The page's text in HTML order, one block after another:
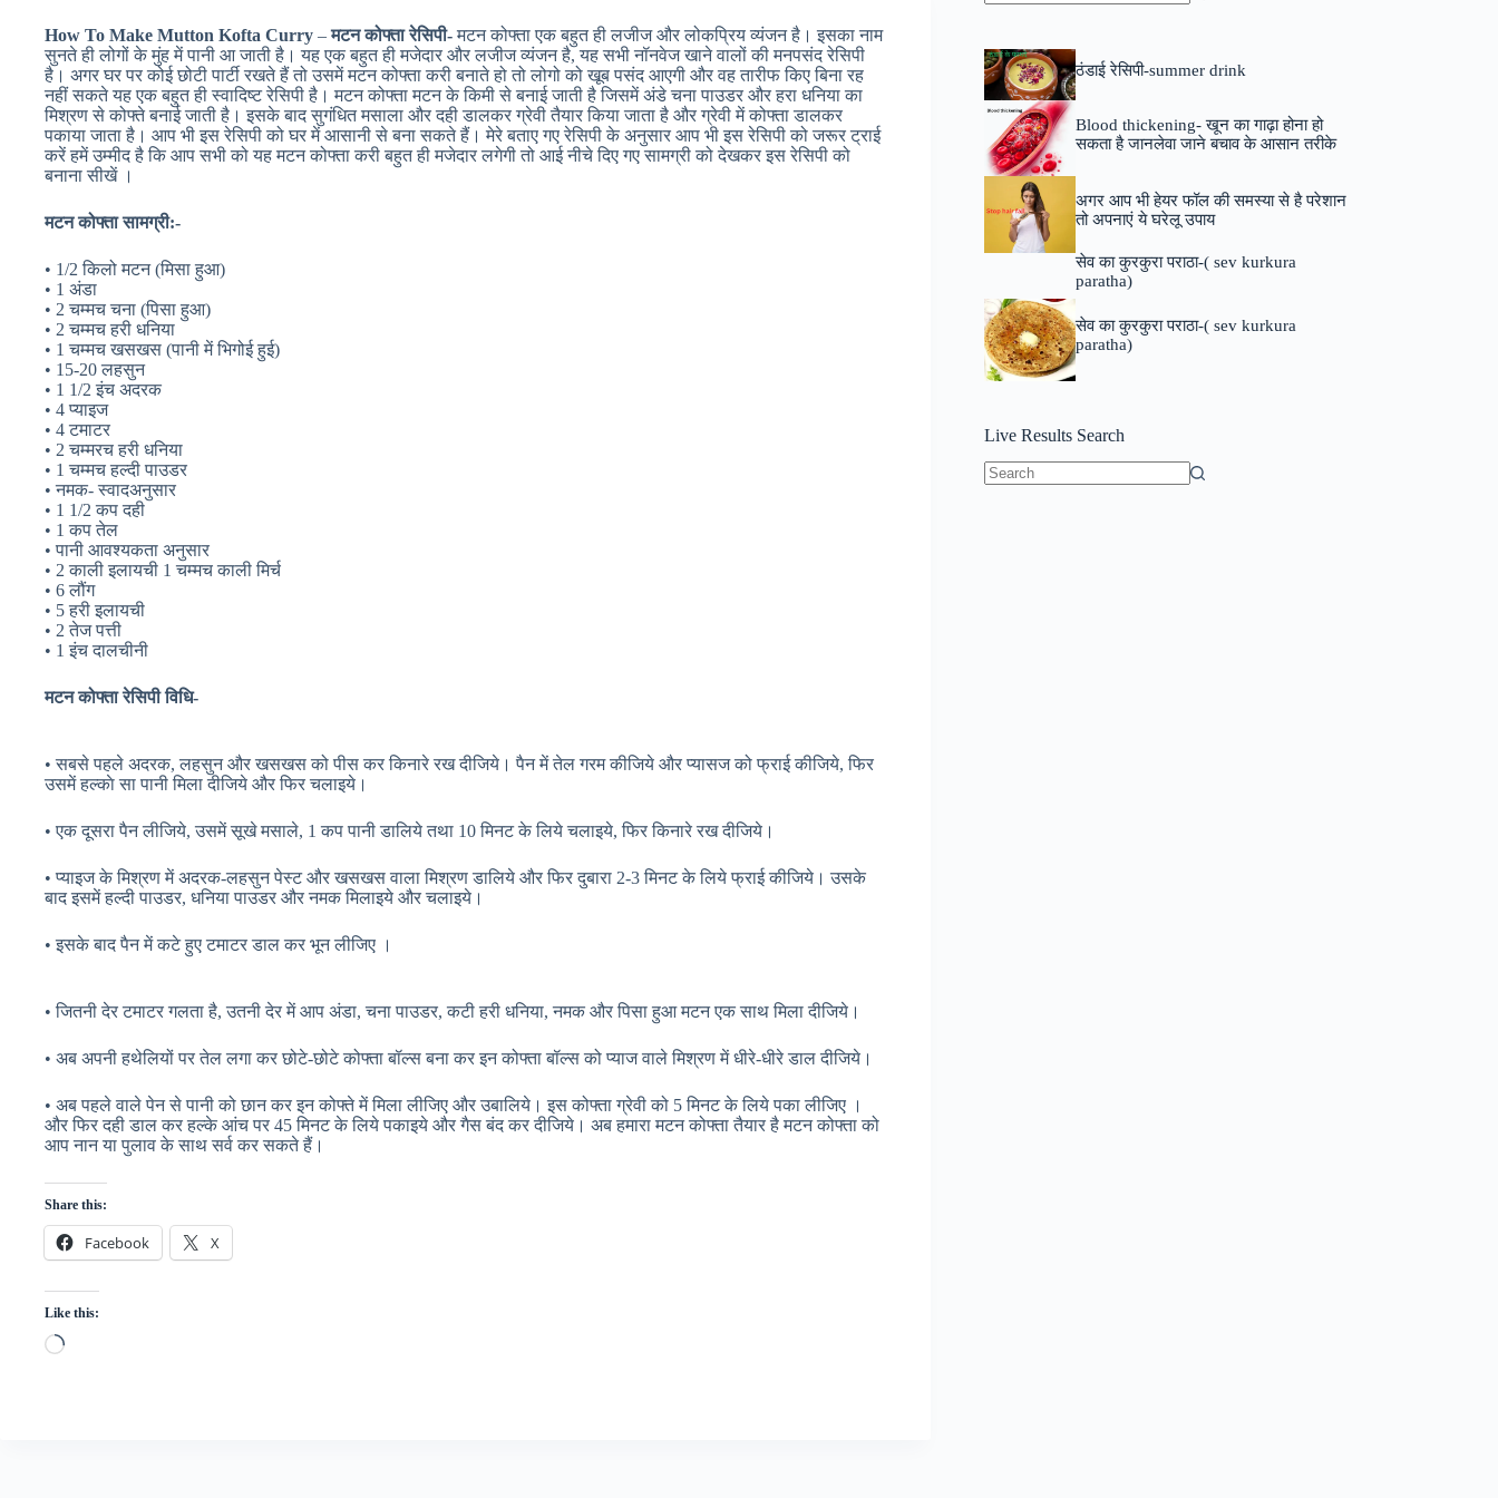
How To Make Mutton Kofta Curry –मटन कोफ्ता रेसिपी-मटन कोफ्ता एक बहुत ही लजीज और लोकप्रिय व्यंजन है। इसका नाम
सुनते ही लोगों के मुंह में पानी आ जाती है। यह एक बहुत ही मजेदार और लजीज व्यंजन है, यह सभी नॉनवेज खाने वालों की मनपसंद रेसिपी
है। अगर घर पर कोई छोटी पार्टी रखते हैं तो उसमें मटन कोफ्ता करी बनाते हो तो लोगो को खूब पसंद आएगी और वह तारीफ किए बिना रह
नहीं सकते यह एक बहुत ही स्वादिष्ट रेसिपी है। मटन कोफ्ता मटन के किमी से बनाई जाती है जिसमें अंडे चना पाउडर और हरा धनिया का
मिश्रण से कोफ्ते बनाई जाती है। इसके बाद सुगंधित मसाला और दही डालकर ग्रेवी तैयार किया जाता है और ग्रेवी में कोफ्ता डालकर
पकाया जाता है। आप भी इस रेसिपी को घर में आसानी से बना सकते हैं। मेरे बताए गए रेसिपी के अनुसार आप भी इस रेसिपी को जरूर ट्राई
करें हमें उम्मीद है कि आप सभी को यह मटन कोफ्ता करी बहुत ही मजेदार लगेगी तो आई नीचे दिए गए सामग्री को देखकर इस रेसिपी को
बनाना सीखें ।
मटन कोफ्ता सामग्री:-
• 1/2 किलो मटन (मिसा हुआ)
• 1 अंडा
• 2 चम्मच चना (पिसा हुआ)
• 2 चम्मच हरी धनिया
• 1 चम्मच खसखस (पानी में भिगोई हुई)
• 15-20 लहसुन
• 1 1/2 इंच अदरक
• 4 प्याइज
• 4 टमाटर
• 2 चम्मरच हरी धनिया
• 1 चम्मच हल्दी पाउडर
• नमक- स्वादअनुसार
• 1 1/2 कप दही
• 1 कप तेल
• पानी आवश्यकता अनुसार
• 2 काली इलायची 1 चम्मच काली मिर्च
• 6 लौंग
• 5 हरी इलायची
• 2 तेज पत्ती
• 1 इंच दालचीनी
मटन कोफ्ता रेसिपी विधि-
• सबसे पहले अदरक, लहसुन और खसखस को पीस कर किनारे रख दीजिये। पैन में तेल गरम कीजिये और प्यासज को फ्राई कीजिये, फिर
उसमें हल्काे सा पानी मिला दीजिये और फिर चलाइये।
• एक दूसरा पैन लीजिये, उसमें सूखे मसाले, 1 कप पानी डालिये तथा 10 मिनट के लिये चलाइये, फिर किनारे रख दीजिये।
• प्याइज के मिश्रण में अदरक-लहसुन पेस्ट और खसखस वाला मिश्रण डालिये और फिर दुबारा 2-3 मिनट के लिये फ्राई कीजिये। उसके
बाद इसमें हल्‍दी पाउडर, धनिया पाउडर और नमक मिलाइये और चलाइये।
• इसके बाद पैन में कटे हुए टमाटर डाल कर भून लीजिए ।
• जितनी देर टमाटर गलता है, उतनी देर में आप अंडा, चना पाउडर, कटी हरी धनिया, नमक और पिसा हुआ मटन एक साथ मिला दीजिये।
• अब अपनी हथेलियों पर तेल लगा कर छोटे-छोटे कोफ्ता बॉल्स बना कर इन कोफ्ता बॉल्स को प्याज वाले मिश्रण में धीरे-धीरे डाल दीजिये।
• अब पहले वाले पेन से पानी को छान कर इन कोफ्ते में मिला लीजिए और उबालिये। इस कोफ्ता ग्रेवी को 5 मिनट के लिये पका लीजिए ।
और फिर दही डाल कर हल्के आंच पर 45 मिनट के लिये पकाइये और गैस बंद कर दीजिये। अब हमारा मटन कोफ्ता तैयार है मटन कोफ्ता को
आप नान या पुलाव के साथ सर्व कर सकते हैं।
Share this:
Facebook X
Like this:
Loading…
ठंडाई रेसिपी-summer drink
Blood thickening- खून का गाढ़ा होना हो
सकता है जानलेवा जाने बचाव के आसान तरीके
अगर आप भी हेयर फॉल की समस्या से है परेशान
तो अपनाएं ये घरेलू उपाय
सेव का कुरकुरा पराठा-( sev kurkura
paratha)
सेव का कुरकुरा पराठा-( sev kurkura
paratha)
Live Results Search